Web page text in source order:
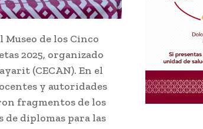
de los Cinco
2025, organizado
(CECAN). En el
y autoridades
fragmentos de los
de diplomas para las